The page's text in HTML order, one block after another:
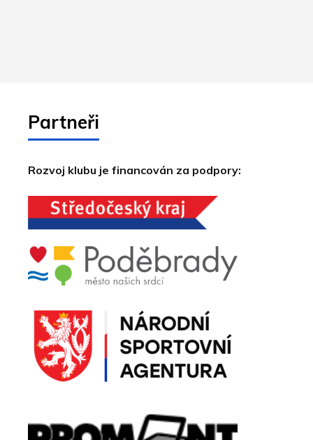
Partneři
Rozvoj klubu je financován za podpory: